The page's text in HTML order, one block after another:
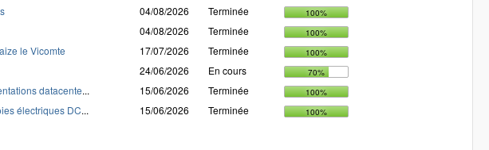
04/08/2026 Terminée 100%
04/08/2026 Terminée 100%
le Vicomte 17/07/2026 Terminée 100%
24/06/2026 En cours 70%
datacente... 15/06/2026 Terminée 100%
électriques DC... 15/06/2026 Terminée 100%